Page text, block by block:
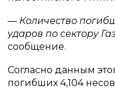
— Количество
ударов по сектору
сообщение.
Согласно данным
погибших 4,104